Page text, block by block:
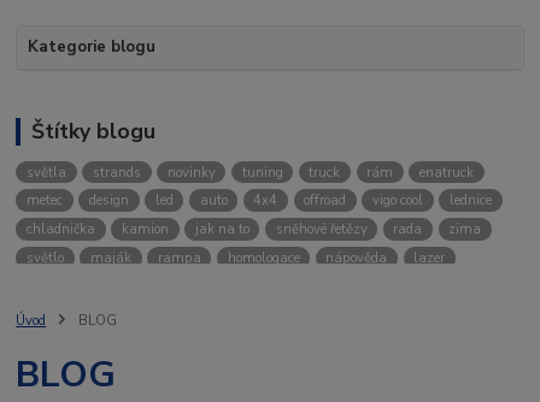
Kategorie blogu
Štítky blogu
světla strands novinky tuning truck rám
enatruck
metec
design led auto 4x4 offroad vigo cool
lednice
chladnička
kamion jak na to sněhové řetězy rada
zima
světlo
maják rampa homologace nápověda
lazer
stresni ram
autochladnička
Úvod BLOG
BLOG